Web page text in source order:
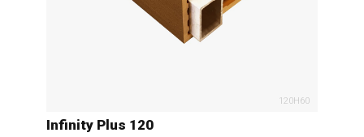
120H60
Infinity Plus 120